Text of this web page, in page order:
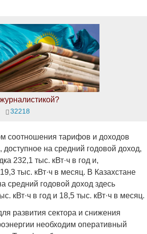
32218
соотношения тарифов и доходов
доступное на средний годовой доход,
232,1 тыс. кВт·ч в год и,
тыс. кВт·ч в месяц. В Казахстане
средний годовой доход здесь
кВт·ч в год и 18,5 тыс. кВт·ч в месяц.
развития сектора и снижения
необходим оперативный